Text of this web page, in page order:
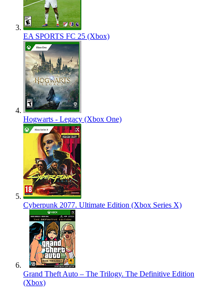
EA SPORTS FC 25 (Xbox)
Hogwarts - Legacy (Xbox One)
Cyberpunk 2077. Ultimate Edition (Xbox Series X)
Grand Theft Auto – The Trilogy. The Definitive Edition
(Xbox)